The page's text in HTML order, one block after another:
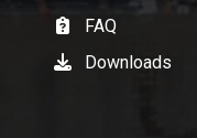
FAQ
Downloads